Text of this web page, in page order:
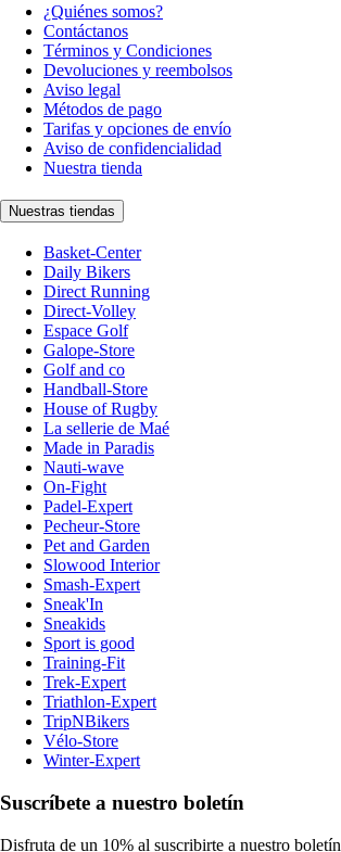
¿Quiénes somos?
Contáctanos
Términos y Condiciones
Devoluciones y reembolsos
Aviso legal
Métodos de pago
Tarifas y opciones de envío
Aviso de confidencialidad
Nuestra tienda
Nuestras tiendas
Basket-Center
Daily Bikers
Direct Running
Direct-Volley
Espace Golf
Galope-Store
Golf and co
Handball-Store
House of Rugby
La sellerie de Maé
Made in Paradis
Nauti-wave
On-Fight
Padel-Expert
Pecheur-Store
Pet and Garden
Slowood Interior
Smash-Expert
Sneak'In
Sneakids
Sport is good
Training-Fit
Trek-Expert
Triathlon-Expert
TripNBikers
Vélo-Store
Winter-Expert
Suscríbete a nuestro boletín
Disfruta de un 10% al suscribirte a nuestro boletín